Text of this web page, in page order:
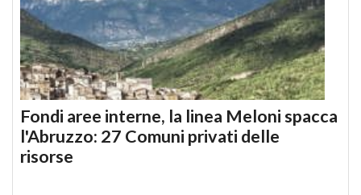
Fondi aree interne, la linea Meloni spacca
l'Abruzzo: 27 Comuni privati delle
risorse